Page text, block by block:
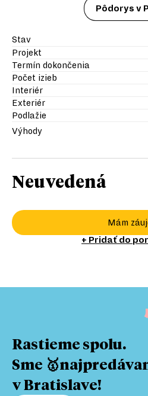
Pôdorys v
Stav
Projekt
Termín dokončenia
Počet izieb
Interiér
Exteriér
Podlažie
Výhody
Neuvedená
Mám
+ Pridať do
Rastieme spolu.
Sme
v Bratislave!